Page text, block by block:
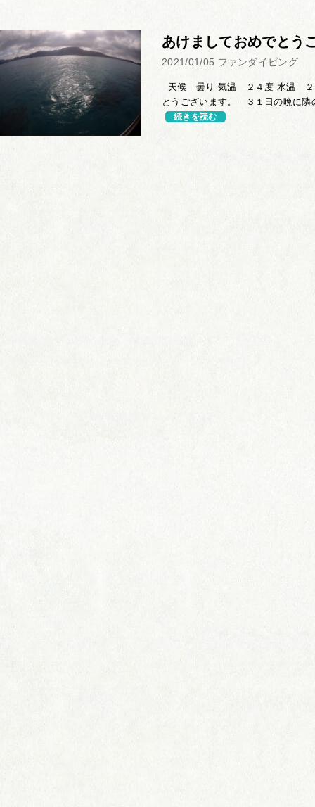
あけましておめでとう
2021/01/05 ファンダイビング
天候 曇り 気温 ２４度 水温 ２
とうございます。 ３１日の晩に隣
続きを読む